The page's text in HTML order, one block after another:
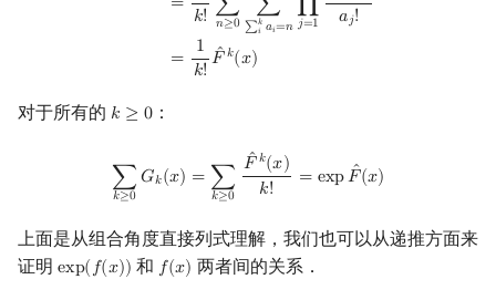
= 𝑘! ∑
𝑛≥0
∑
∑𝑘
𝑖 𝑎𝑖=𝑛
∏
𝑗=1
𝑎𝑗!
= 1
𝑘!
ˆ
𝐹 𝑘(𝑥)
对于所有的 𝑘 ≥ 0
k ≥0 ：
∑
𝑘≥0
𝐺𝑘(𝑥) = ∑
𝑘≥0
ˆ
𝐹 𝑘(𝑥)
𝑘! = exp ˆ
𝐹(𝑥)
∑k ∑k≥0 F^k(x)k ^
上面是从组合角度直接列式理解，我们也可以从递推方面来
证明 exp(𝑓(𝑥))
exp(f(x)) 和 𝑓(𝑥)
f(x) 两者间的关系．